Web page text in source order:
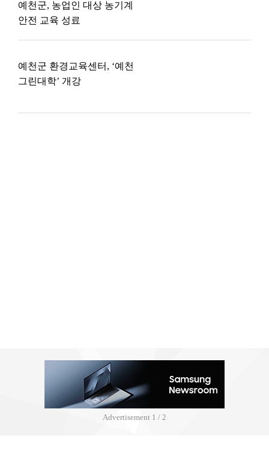
예천군, 농업인 대상 농기계
안전 교육 성료
예천군 환경교육센터, ‘예천
그린대학’ 개강
Advertisement 2 / 2